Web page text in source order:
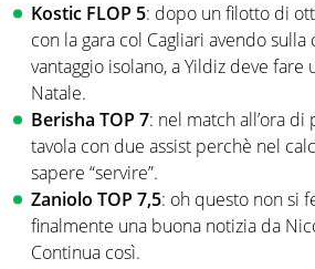
Kostic FLOP 5: dopo un filotto di
con la gara col Cagliari avendo
vantaggio isolano, a Yildiz deve fare
Natale.
Berisha TOP 7: nel match all’ora
tavola con due assist perchè nel
sapere “servire”.
Zaniolo TOP 7,5: oh questo non si
finalmente una buona notizia da
Continua così.